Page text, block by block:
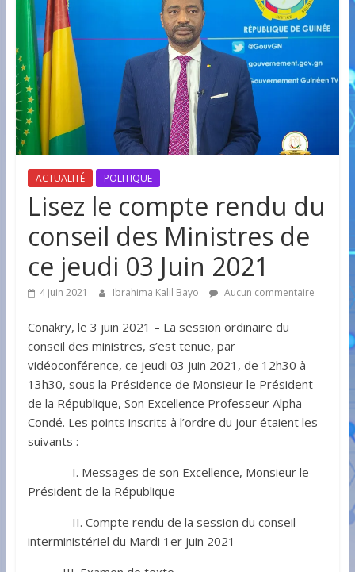
ACTUALITÉ POLITIQUE
Lisez le compte rendu du
conseil des Ministres de
ce jeudi 03 Juin 2021
4 juin 2021 Ibrahima Kalil Bayo Aucun commentaire
Conakry, le 3 juin 2021 – La session ordinaire du
conseil des ministres, s’est tenue, par
vidéoconférence, ce jeudi 03 juin 2021, de 12h30 à
13h30, sous la Présidence de Monsieur le Président
de la République, Son Excellence Professeur Alpha
Condé. Les points inscrits à l’ordre du jour étaient les
suivants :
I. Messages de son Excellence, Monsieur le
Président de la République
II. Compte rendu de la session du conseil
interministériel du Mardi 1er juin 2021